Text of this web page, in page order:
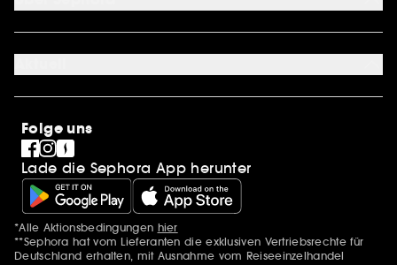
Über uns
Karriere
SEPHORA Prize
Pride
Folge uns
Lade die Sephora App herunter
Zusätzlich Erwähnungen
*Alle Aktionsbedingungen hier
**Sephora hat vom Lieferanten die exklusiven Vertriebsrechte für
Deutschland erhalten, mit Ausnahme vom Reiseeinzelhandel